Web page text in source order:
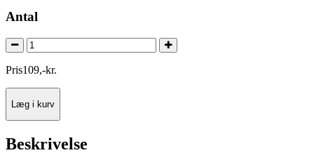
Antal
Pris109,-kr.
Læg i kurv
Beskrivelse